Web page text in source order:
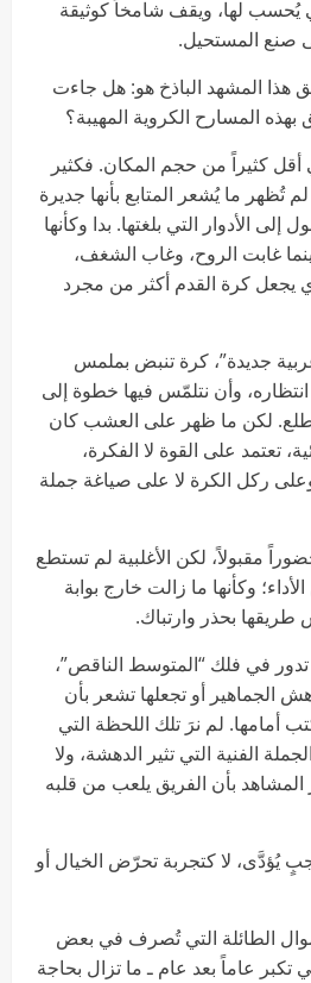
يُحسب لها، ويقف شامخاً كوثيقة
صنع المستحيل.
هذا المشهد الباذخ هو: هل جاءت
بهذه المسارح الكروية المهيبة؟
أقل كثيراً من حجم المكان. فكثير
تُظهر ما يُشعر المتابع بأنها جديرة
الأدوار التي بلغتها. بدا وكأنها
غابت الروح، وغاب الشغف،
يجعل كرة القدم أكثر من مجرد
جديدة”، كرة تنبض بملمس
وأن نتلمّس فيها خطوة إلى
لكن ما ظهر على العشب كان
تعتمد على القوة لا الفكرة،
ركل الكرة لا على صياغة جملة
مقبولاً، لكن الأغلبية لم تستطع
وكأنها ما زالت خارج بوابة
طريقها بحذر وارتباك.
تدور في فلك “المتوسط الناقص”،
الجماهير أو تجعلها تشعر بأن
أمامها. لم نرَ تلك اللحظة التي
الفنية التي تثير الدهشة، ولا
بأن الفريق يلعب من قلبه
لا كتجربة تحرّض الخيال أو
الطائلة التي تُصرف في بعض
تكبر عاماً بعد عام ـ ما تزال بحاجة